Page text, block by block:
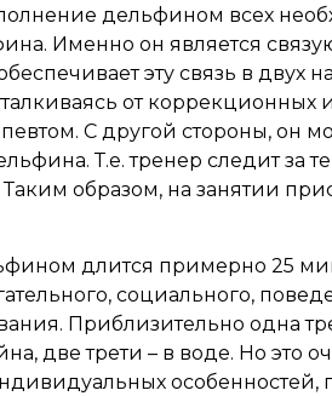
дельфином всех
Именно он является
эту связь в двух
от коррекционных
С другой стороны, он
Т.е. тренер следит
Таким образом, на занятии
длится примерно 25
социального,
Приблизительно одна
две трети – в воде. Но это